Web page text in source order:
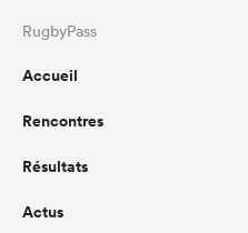
RugbyPass
Accueil
Rencontres
Résultats
Actus